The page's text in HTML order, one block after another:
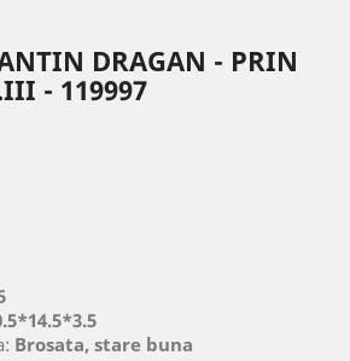
DRAGAN - PRIN
- 119997
Brosata, stare buna